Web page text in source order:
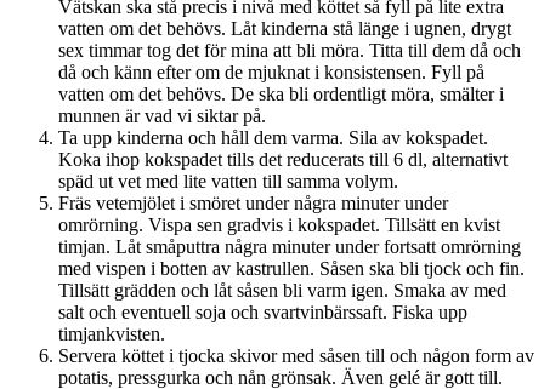
Vätskan ska stå precis i nivå med köttet så fyll på lite extra
vatten om det behövs. Låt kinderna stå länge i ugnen, drygt
sex timmar tog det för mina att bli möra. Titta till dem då och
då och känn efter om de mjuknat i konsistensen. Fyll på
vatten om det behövs. De ska bli ordentligt möra, smälter i
munnen är vad vi siktar på.
Ta upp kinderna och håll dem varma. Sila av kokspadet.
Koka ihop kokspadet tills det reducerats till 6 dl, alternativt
späd ut vet med lite vatten till samma volym.
Fräs vetemjölet i smöret under några minuter under
omrörning. Vispa sen gradvis i kokspadet. Tillsätt en kvist
timjan. Låt småputtra några minuter under fortsatt omrörning
med vispen i botten av kastrullen. Såsen ska bli tjock och fin.
Tillsätt grädden och låt såsen bli varm igen. Smaka av med
salt och eventuell soja och svartvinbärssaft. Fiska upp
timjankvisten.
Servera köttet i tjocka skivor med såsen till och någon form av
potatis, pressgurka och nån grönsak. Även gelé är gott till.